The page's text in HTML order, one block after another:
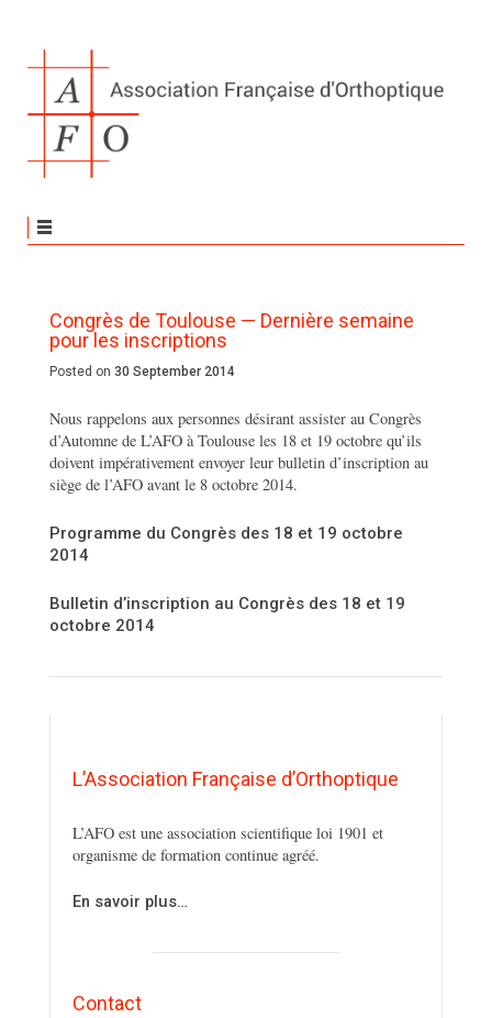
Congrès de Toulouse — Dernière semaine
pour les inscriptions
Posted on 30 September 2014
Nous rappelons aux personnes désirant assister au Congrès
d’Automne de L’AFO à Toulouse les 18 et 19 octobre qu’ils
doivent impérativement envoyer leur bulletin d’inscription au
siège de l’AFO avant le 8 octobre 2014.
Programme du Congrès des 18 et 19 octobre
2014
Bulletin d’inscription au Congrès des 18 et 19
octobre 2014
L’Association Française d’Orthoptique
L’AFO est une association scientifique loi 1901 et
organisme de formation continue agréé.
En savoir plus…
Contact